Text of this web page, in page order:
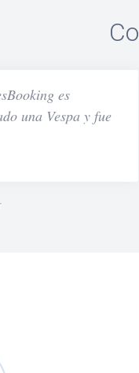
es
una Vespa y fue